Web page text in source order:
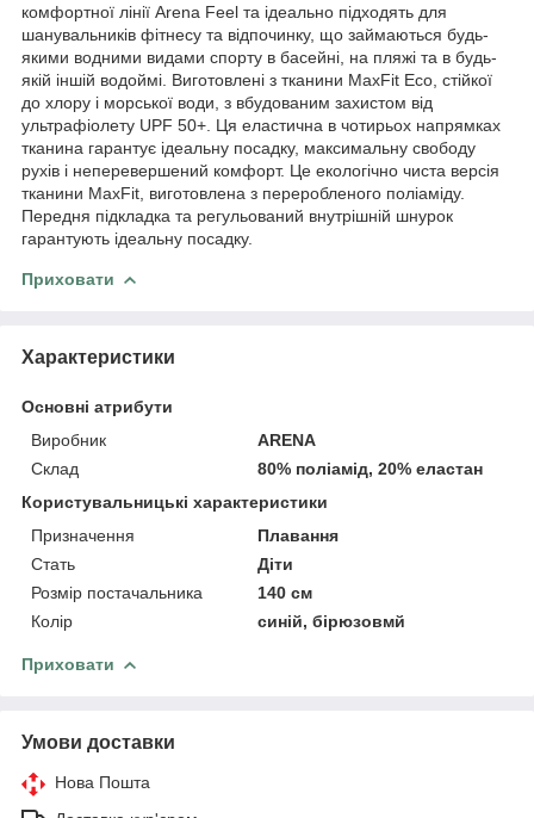
комфортної лінії Arena Feel та ідеально підходять для
шанувальників фітнесу та відпочинку, що займаються будь-
якими водними видами спорту в басейні, на пляжі та в будь-
якій іншій водоймі. Виготовлені з тканини MaxFit Eco, стійкої
до хлору і морської води, з вбудованим захистом від
ультрафіолету UPF 50+. Ця еластична в чотирьох напрямках
тканина гарантує ідеальну посадку, максимальну свободу
рухів і неперевершений комфорт. Це екологічно чиста версія
тканини MaxFit, виготовлена з переробленого поліаміду.
Передня підкладка та регульований внутрішній шнурок
гарантують ідеальну посадку.
Приховати
Характеристики
Основні атрибути
Виробник
ARENA
Склад
80% поліамід, 20% еластан
Користувальницькі характеристики
Призначення
Плавання
Стать
Діти
Розмір постачальника
140 см
Колір
синій, бірюзовмй
Приховати
Умови доставки
Нова Пошта